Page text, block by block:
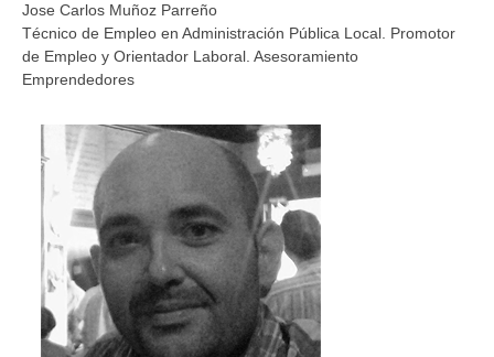
Jose Carlos Muñoz Parreño
Técnico de Empleo en Administración Pública Local. Promotor
de Empleo y Orientador Laboral. Asesoramiento
Emprendedores